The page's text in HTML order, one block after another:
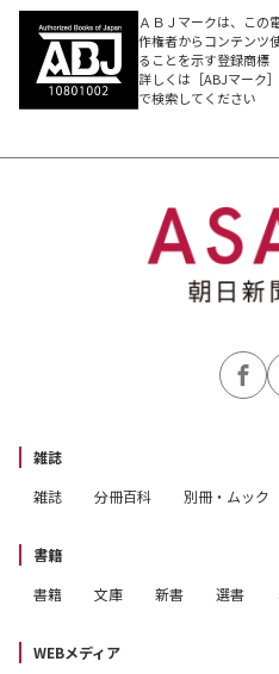
ＡＢＪマークは、この
作権者からコンテンツ
ることを示す登録商標
詳しくは［ABJマーク
で検索してください
雑誌
雑誌
分冊百科 別冊・ムック
書籍
書籍
文庫 新書 選書
WEBメディア